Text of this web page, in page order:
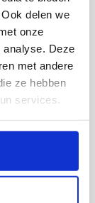
delen we
onze
analyse. Deze
met andere
ze hebben
services.
la